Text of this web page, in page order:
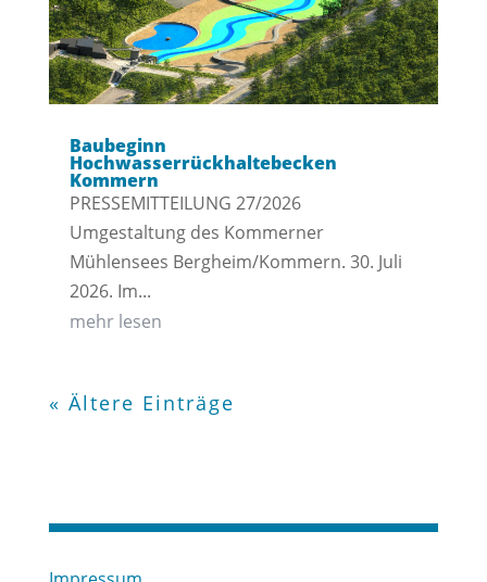
Baubeginn
Hochwasserrückhaltebecken
Kommern
PRESSEMITTEILUNG 27/2026
Umgestaltung des Kommerner
Mühlensees Bergheim/Kommern. 30. Juli
2026. Im...
mehr lesen
« Ältere Einträge